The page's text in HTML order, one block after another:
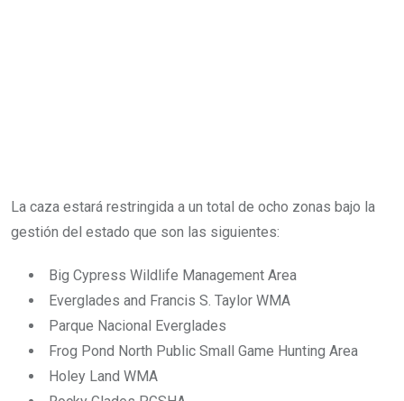
La caza estará restringida a un total de ocho zonas bajo la
gestión del estado que son las siguientes:
Big Cypress Wildlife Management Area
Everglades and Francis S. Taylor WMA
Parque Nacional Everglades
Frog Pond North Public Small Game Hunting Area
Holey Land WMA